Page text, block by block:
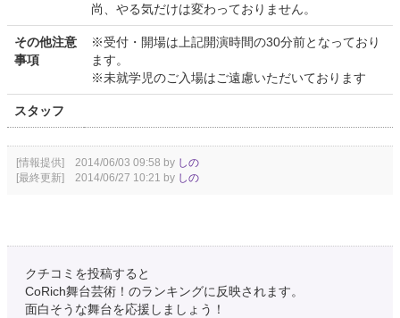
尚、やる気だけは変わっておりません。
その他注意
事項
※受付・開場は上記開演時間の30分前となっており
ます。
※未就学児のご入場はご遠慮いただいております
スタッフ
[情報提供] 2014/06/03 09:58 by しの
[最終更新] 2014/06/27 10:21 by しの
クチコミを投稿すると
CoRich舞台芸術！のランキングに反映されます。
面白そうな舞台を応援しましょう！